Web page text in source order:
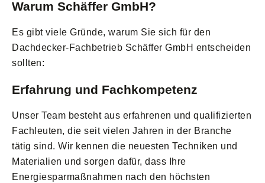
Warum Schäffer GmbH?
Es gibt viele Gründe, warum Sie sich für den
Dachdecker-Fachbetrieb Schäffer GmbH entscheiden
sollten:
Erfahrung und Fachkompetenz
Unser Team besteht aus erfahrenen und qualifizierten
Fachleuten, die seit vielen Jahren in der Branche
tätig sind. Wir kennen die neuesten Techniken und
Materialien und sorgen dafür, dass Ihre
Energiesparmaßnahmen nach den höchsten